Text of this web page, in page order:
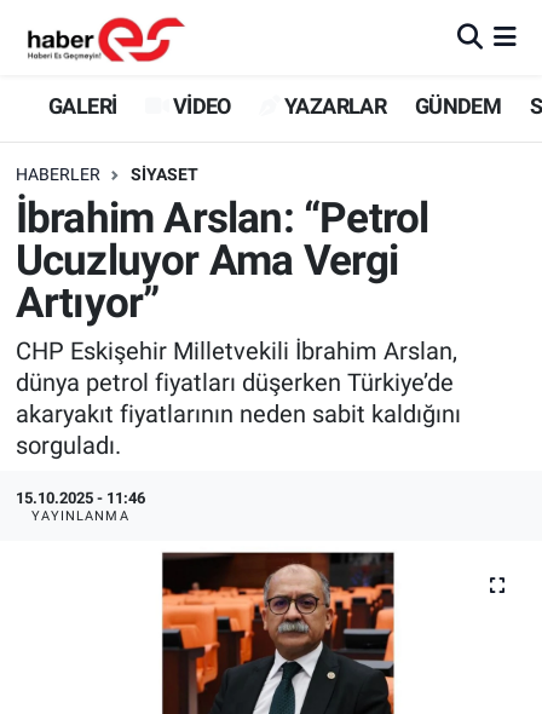
GALERİ VİDEO YAZARLAR GÜNDEM
HABERLER SİYASET
İbrahim Arslan: “Petrol
Ucuzluyor Ama Vergi
Artıyor”
CHP Eskişehir Milletvekili İbrahim Arslan,
dünya petrol fiyatları düşerken Türkiye’de
akaryakıt fiyatlarının neden sabit kaldığını
sorguladı.
15.10.2025 - 11:46
YAYINLANMA
GALERİ
YAZARLAR
GÜNDEM
SİYASET
TEKNOLOJİ
EKONOMİ
SPOR
Eskişehir Nöbetçi Eczaneler
Eskişehir Trafik Yoğunluk Haritası
Süper Lig Puan Durumu ve Fikstür
Tüm Manşetler
Son Dakika Haberleri
Haber Arşivi